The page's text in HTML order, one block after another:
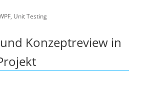
Unit Testing
Konzeptreview in